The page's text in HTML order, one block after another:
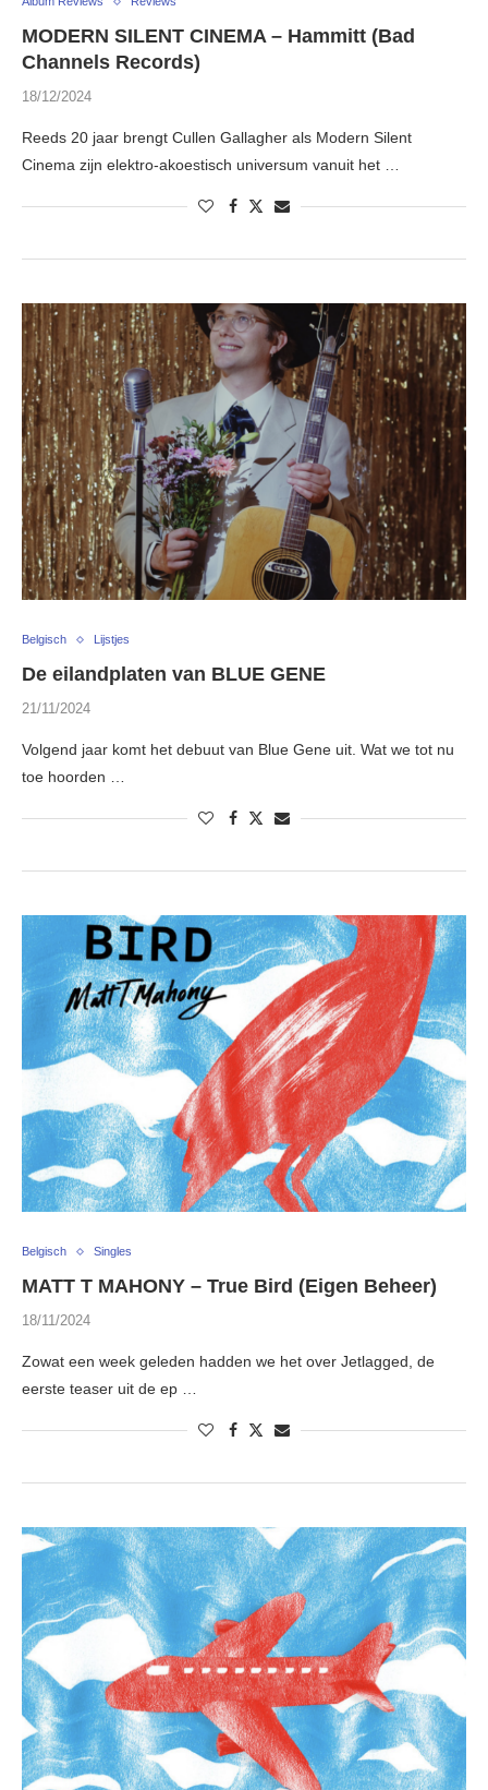
MODERN SILENT CINEMA – Hammitt (Bad
Channels Records)
18/12/2024
Reeds 20 jaar brengt Cullen Gallagher als Modern Silent
Cinema zijn elektro-akoestisch universum vanuit het …
Belgisch Lijstjes
De eilandplaten van BLUE GENE
21/11/2024
Volgend jaar komt het debuut van Blue Gene uit. Wat we tot nu
toe hoorden …
Belgisch Singles
MATT T MAHONY – True Bird (Eigen Beheer)
18/11/2024
Zowat een week geleden hadden we het over Jetlagged, de
eerste teaser uit de ep …